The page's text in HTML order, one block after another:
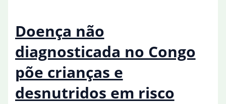
Doença não
diagnosticada no Congo
põe crianças e
desnutridos em risco